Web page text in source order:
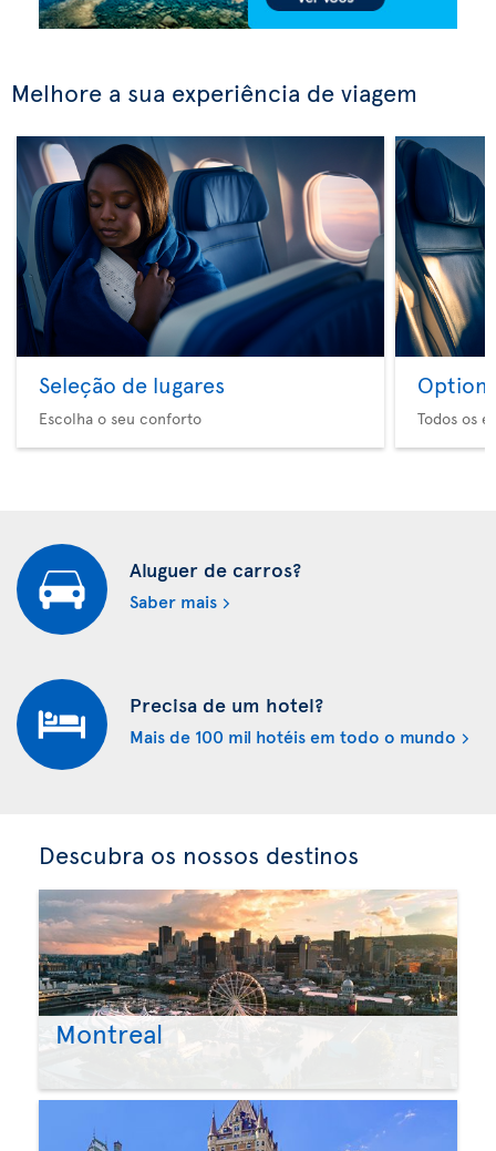
Melhore a sua experiência de viagem
Seleção de lugares
Escolha o seu conforto
Option
Todos os
Aluguer de carros?
Saber mais
Precisa de um hotel?
Mais de 100 mil hotéis em todo o mundo
Descubra os nossos destinos
Montreal